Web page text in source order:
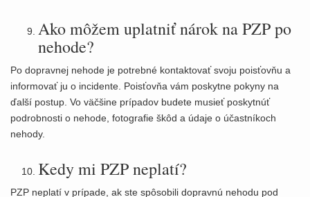
Ako môžem uplatniť nárok na PZP po
nehode?
Po dopravnej nehode je potrebné kontaktovať svoju poisťovňu a
informovať ju o incidente. Poisťovňa vám poskytne pokyny na
ďalší postup. Vo väčšine prípadov budete musieť poskytnúť
podrobnosti o nehode, fotografie škôd a údaje o účastníkoch
nehody.
Kedy mi PZP neplatí?
PZP neplatí v prípade, ak ste spôsobili dopravnú nehodu pod